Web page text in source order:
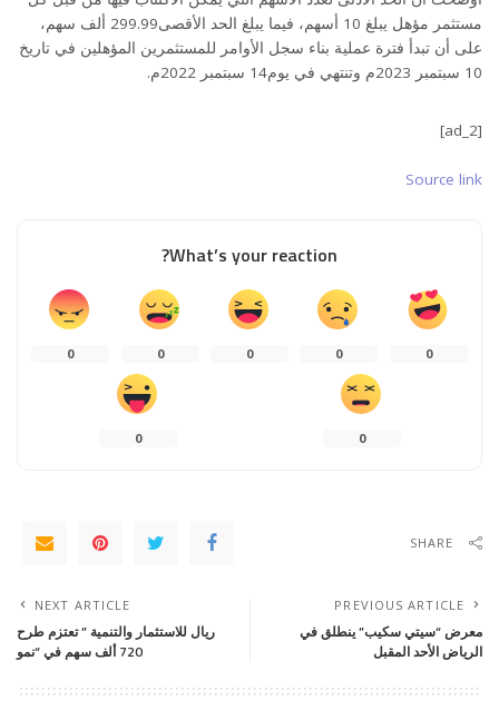
مستثمر مؤهل يبلغ 10 أسهم، فيما يبلغ الحد الأقصى299.99 ألف سهم،
على أن تبدأ فترة عملية بناء سجل الأوامر للمستثمرين المؤهلين في تاريخ
10 سبتمبر 2023م وتنتهي في يوم14 سبتمبر 2022م.
[ad_2]
Source link
What’s your reaction?
0
0
0
0
0
0
0
SHARE
PREVIOUS ARTICLE
معرض “سيتي سكيب” ينطلق في
الرياض الأحد المقبل
NEXT ARTICLE
ريال للاستثمار والتنمية ” تعتزم طرح
720 ألف سهم في “نمو